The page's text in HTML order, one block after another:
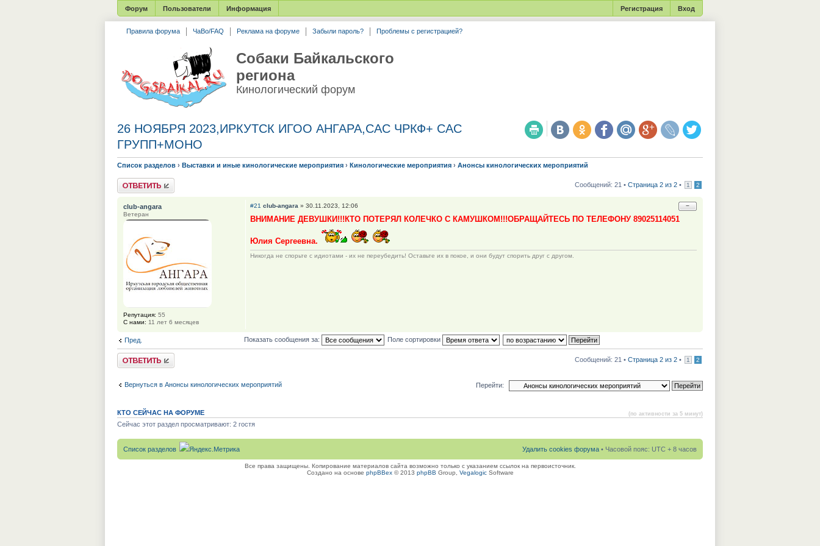
Форум Пользователи Информация Вход
Регистрация
Правила форума ЧаВо/FAQ Реклама на форуме Забыли пароль? Проблемы с регистрацией?
Собаки Байкальского
региона
Кинологический форум
26 НОЯБРЯ 2023,ИРКУТСК ИГОО АНГАРА,САС ЧРКФ+ САС
ГРУПП+МОНО
Список разделов › Выставки и иные кинологические мероприятия › Кинологические мероприятия › Анонсы кинологических мероприятий
Ответить Сообщений: 21 • Страница 2 из 2 • 1 2
−
#21 club-angara » 30.11.2023, 12:06
ВНИМАНИЕ ДЕВУШКИ!!!КТО ПОТЕРЯЛ КОЛЕЧКО С КАМУШКОМ!!!ОБРАЩАЙТЕСЬ ПО ТЕЛЕФОНУ 89025114051
Юлия Сергеевна.
Никогда не спорьте с идиотами - их не переубедить! Оставьте их в покое, и они будут спорить друг с другом.
club-angara
Ветеран
Репутация: 55
С нами: 11 лет 6 месяцев
Пред. Показать сообщения за: Поле сортировки
Ответить Сообщений: 21 • Страница 2 из 2 • 1 2
Вернуться в Анонсы кинологических мероприятий Перейти:
КТО СЕЙЧАС НА ФОРУМЕ (по активности за 5 минут)
Сейчас этот раздел просматривают: 2 гостя
Список разделов Удалить cookies форума • Часовой пояс: UTC + 8 часов
Все права защищены. Копирование материалов сайта возможно только с указанием ссылок на первоисточник.
Создано на основе phpBBex© 2013 phpBB Group, VegalogicSoftware